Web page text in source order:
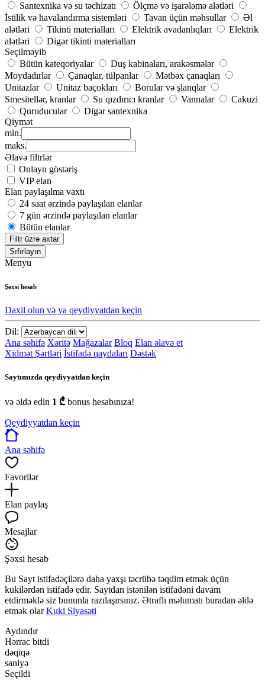
Santexnika və su təchizatı
Ölçmə və işarələmə alətləri
İstilik və havalandırma sistemləri
Tavan üçün məhsullar
Əl
alətləri
Tikinti materialları Elektrik avadanlıqları
Elektrik
alətləri
Digər tikinti materialları
Seçilməyib
Bütün kateqoriyalar
Duş kabinaları, arakəsmələr
Moydadırlar
Çanaqlar, tülpanlar
Mətbəx çanaqları
Unitazlar
Unitaz baçokları
Borular və şlanqlar
Smesitellər, kranlar
Su qızdırıcı kranlar Vannalar
Cakuzi
Quruducular
Digər santexnika
Qiymət
min.
maks.
Əlavə filtrlər
Onlayn göstəriş
VIP elan
Elan paylaşılma vaxtı
24 saat ərzində paylaşılan elanlar
7 gün ərzində paylaşılan elanlar
Bütün elanlar
Filtr üzrə axtar
Sıfırlayın
Menyu
Şəxsi hesab
Daxil olun və ya qeydiyyatdan keçin
Dil:
Ana səhifə Xəritə Mağazalar Bloq Elan əlavə et
Xidmət Şərtləri İstifadə qaydaları Dəstək
Saytımızda qeydiyyatdan keçin
və əldə edin 1 ₾ bonus hesabınıza!
Qeydiyyatdan keçin
Ana səhifə
Favorilər
Elan paylaş
Mesajlar
Şəxsi hesab
Bu Sayt istifadəçilərə daha yaxşı təcrübə təqdim etmək üçün
kukilərdən istifadə edir. Saytdan istənilən istifadəni davam
etdirməklə siz bununla razılaşırsınız. Ətraflı məlumatı buradan əldə
etmək olarKuki Siyasəti
Aydındır
Hərrac bitdi
dəqiqə
saniyə
Seçildi